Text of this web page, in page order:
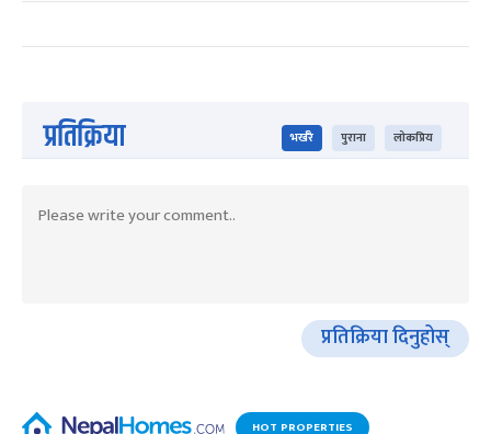
प्रतिक्रिया भर्खरै पुराना लोकप्रिय
प्रतिक्रिया दिनुहोस्
HOT PROPERTIES